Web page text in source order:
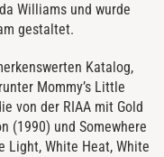
Williams und wurde
gestaltet.
Katalog,
Mommy’s Little
von der RIAA mit Gold
(1990) und Somewhere
Light, White Heat, White